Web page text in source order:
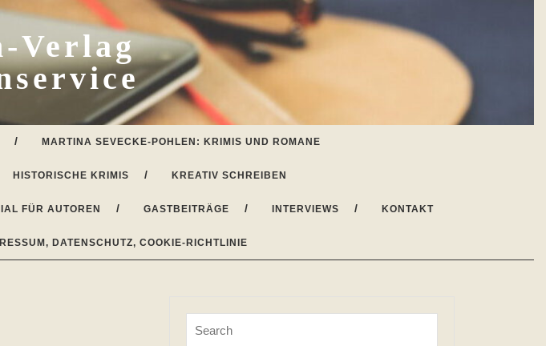
Verlag
MARTINA SEVECKE-POHLEN: KRIMIS UND ROMANE
HISTORISCHE KRIMIS KREATIV SCHREIBEN
FÜR AUTOREN GASTBEITRÄGE INTERVIEWS KONTAKT
DATENSCHUTZ, COOKIE-RICHTLINIE
for: